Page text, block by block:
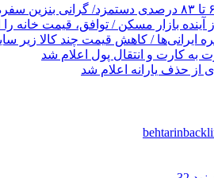
آینده بازار مسکن / توافق، قیمت خانه
ایرانی‌ها / کاهش قیمت چند کالا زیر
به کارت و انتقال پول اعلام شد
از حذف یارانه اعلام شد